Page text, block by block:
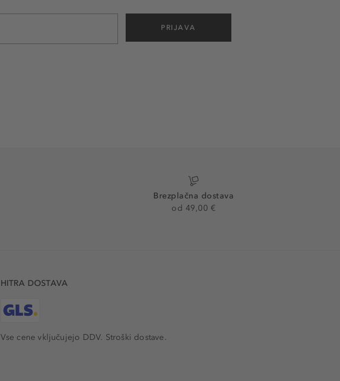
PRIJAVA
Brezplačna dostava
od 49,00 €
HITRA DOSTAVA
Vse cene vključujejo DDV. Stroški dostave.